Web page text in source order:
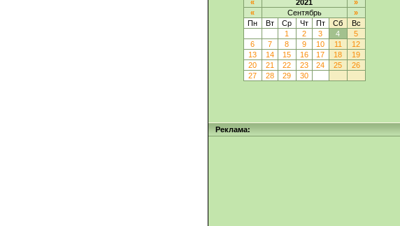
« 2021
»
«
Сентябрь
»
Пн
Вт Ср Чт Пт Сб
Вс
1
2 3 4
5
6
7 8 9 10 11
12
13
14 15 16 17 18
19
20
21 22 23 24 25
26
27
28 29 30
Реклама: